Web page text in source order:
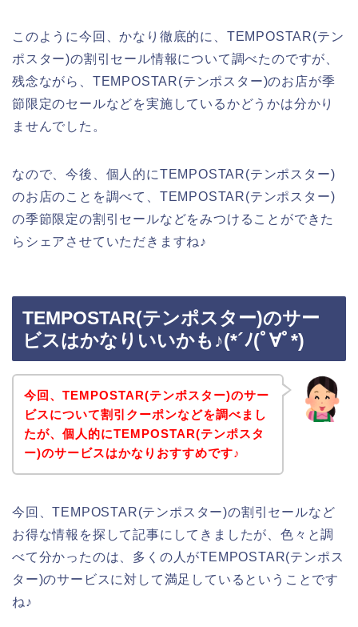
このように今回、かなり徹底的に、TEMPOSTAR(テン
ポスター)の割引セール情報について調べたのですが、
残念ながら、TEMPOSTAR(テンポスター)のお店が季
節限定のセールなどを実施しているかどうかは分かり
ませんでした。
なので、今後、個人的にTEMPOSTAR(テンポスター)
のお店のことを調べて、TEMPOSTAR(テンポスター)
の季節限定の割引セールなどをみつけることができた
らシェアさせていただきますね♪
TEMPOSTAR(テンポスター)のサー
ビスはかなりいいかも♪(*´ﾉ(ﾟ∀ﾟ*)
今回、TEMPOSTAR(テンポスター)のサー
ビスについて割引クーポンなどを調べまし
たが、個人的にTEMPOSTAR(テンポスタ
ー)のサービスはかなりおすすめです♪
今回、TEMPOSTAR(テンポスター)の割引セールなど
お得な情報を探して記事にしてきましたが、色々と調
べて分かったのは、多くの人がTEMPOSTAR(テンポス
ター)のサービスに対して満足しているということです
ね♪